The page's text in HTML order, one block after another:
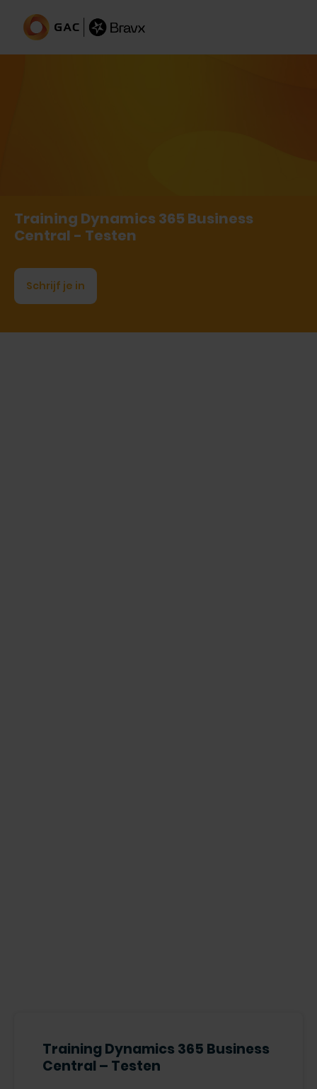
Training Dynamics 365 Business
Central - Testen
Schrijf je in
Training Dynamics 365 Business
Central – Testen